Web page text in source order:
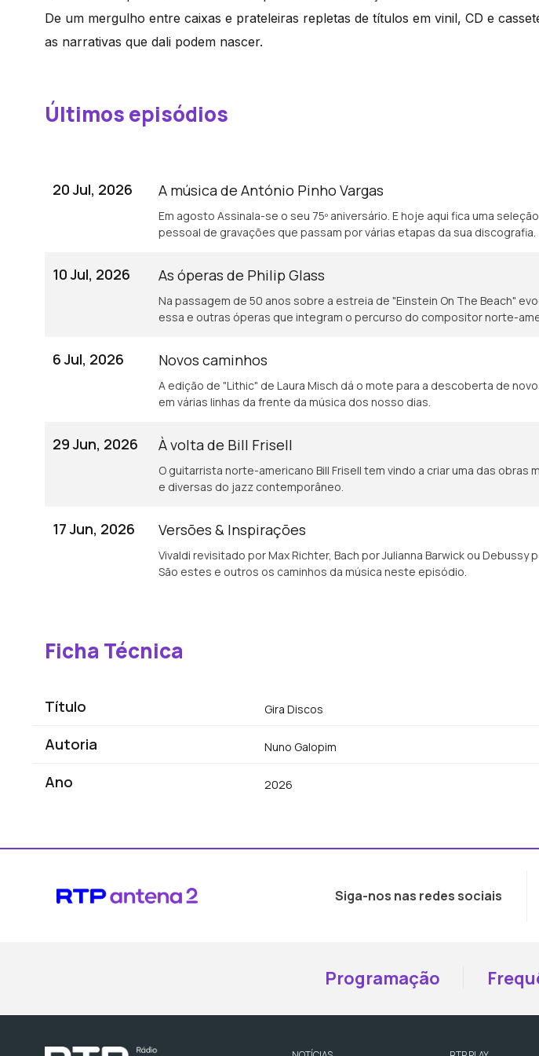
De um mergulho entre caixas e prateleiras repletas de títulos em vinil, CD e
as narrativas que dali podem nascer.
Últimos episódios
20 Jul, 2026 A música de António Pinho Vargas
Em agosto Assinala-se o seu 75º aniversário. E hoje aqui fica uma
pessoal de gravações que passam por várias etapas da sua discografia.
10 Jul, 2026 As óperas de Philip Glass
Na passagem de 50 anos sobre a estreia de "Einstein On The Beach"
essa e outras óperas que integram o percurso do compositor norte-
6 Jul, 2026 Novos caminhos
A edição de "Lithic" de Laura Misch dá o mote para a descoberta de
em várias linhas da frente da música dos nosso dias.
29 Jun, 2026 À volta de Bill Frisell
O guitarrista norte-americano Bill Frisell tem vindo a criar uma das obras
e diversas do jazz contemporâneo.
17 Jun, 2026 Versões & Inspirações
Vivaldi revisitado por Max Richter, Bach por Julianna Barwick ou Debussy
São estes e outros os caminhos da música neste episódio.
Ficha Técnica
Título Gira Discos
Autoria Nuno Galopim
Ano 2026
Siga-nos nas redes sociais
Programação